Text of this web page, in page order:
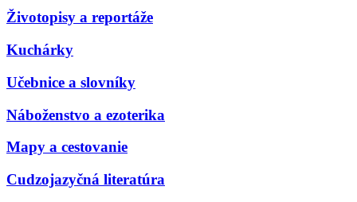
Životopisy a reportáže
Kuchárky
Učebnice a slovníky
Náboženstvo a ezoterika
Mapy a cestovanie
Cudzojazyčná literatúra